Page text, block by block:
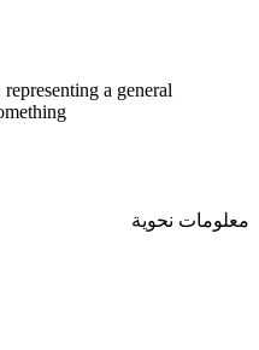
a general
معلومات نحوية